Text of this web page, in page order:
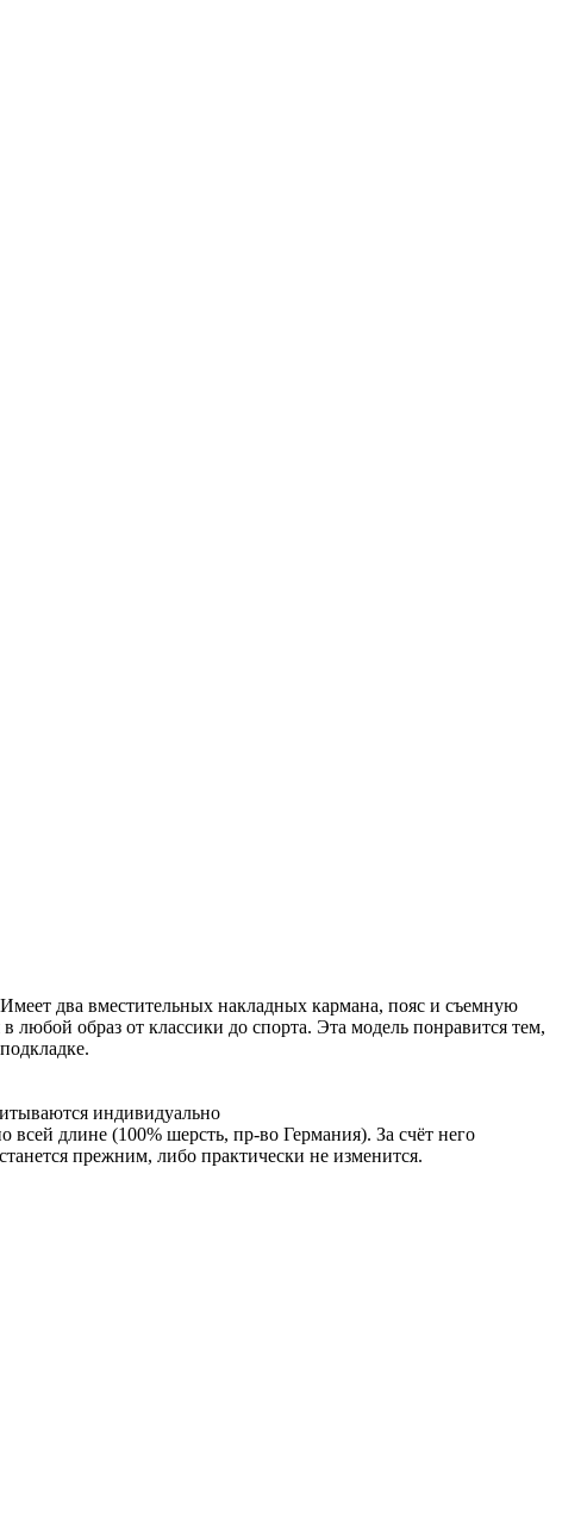
два вместительных накладных кармана, пояс и съемную
любой образ от классики до спорта. Эта модель понравится тем,
индивидуально
длине (100% шерсть, пр-во Германия). За счёт него
прежним, либо практически не изменится.